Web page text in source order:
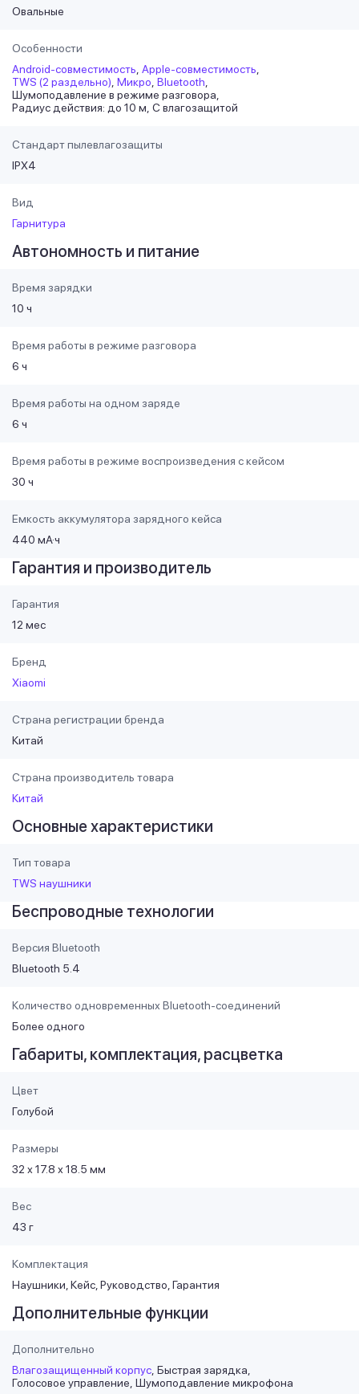
Овальные
Особенности
Android-совместимость Apple-совместимость
TWS (2 раздельно) Микро Bluetooth
Шумоподавление в режиме разговора
Радиус действия: до 10 м С влагозащитой
Стандарт пылевлагозащиты
IPX4
Вид
Гарнитура
Автономность и питание
Время зарядки
10 ч
Время работы в режиме разговора
6 ч
Время работы на одном заряде
6 ч
Время работы в режиме воспроизведения с кейсом
30 ч
Емкость аккумулятора зарядного кейса
440 мА·ч
Гарантия и производитель
Гарантия
12 мес
Бренд
Xiaomi
Страна регистрации бренда
Китай
Страна производитель товара
Китай
Основные характеристики
Тип товара
TWS наушники
Беспроводные технологии
Версия Bluetooth
Bluetooth 5.4
Количество одновременных Bluetooth-соединений
Более одного
Габариты, комплектация, расцветка
Цвет
Голубой
Размеры
32 х 17.8 х 18.5 мм
Вес
43 г
Комплектация
Наушники, Кейс, Руководство, Гарантия
Дополнительные функции
Дополнительно
Влагозащищенный корпус Быстрая зарядка
Голосовое управление Шумоподавление микрофона